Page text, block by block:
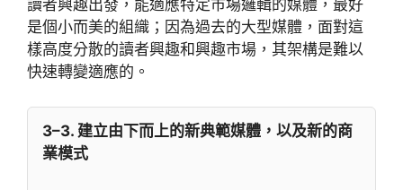
讀者興趣出發，能適應特定市場邏輯的媒體，最好
是個小而美的組織；因為過去的大型媒體，面對這
樣高度分散的讀者興趣和興趣市場，其架構是難以
快速轉變適應的。
3–3. 建立由下而上的新典範媒體，以及新的商
業模式